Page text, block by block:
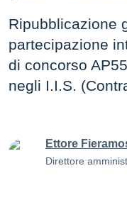
Ripubblicazione
partecipazione
di concorso
negli I.I.S.
Ettore
Direttore